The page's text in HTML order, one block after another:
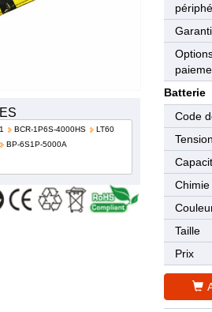
BCR-1P6S-4000HS
LT60
BP-6S1P-5000A
Batterie
Code
Tension
Chimie
Taille
Prix